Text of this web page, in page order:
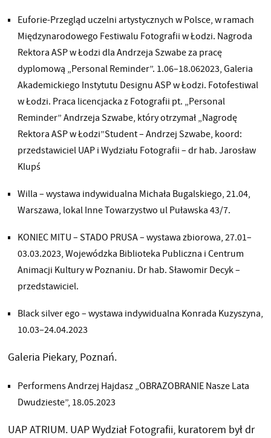
Euforie-Przegląd uczelni artystycznych w Polsce, w ramach
Międzynarodowego Festiwalu Fotografii w Łodzi. Nagroda
Rektora ASP w Łodzi dla Andrzeja Szwabe za pracę
dyplomową „Personal Reminder”. 1.06–18.062023, Galeria
Akademickiego Instytutu Designu ASP w Łodzi. Fotofestiwal
w Łodzi. Praca licencjacka z Fotografii pt. „Personal
Reminder” Andrzeja Szwabe, który otrzymał „Nagrodę
Rektora ASP w Łodzi”Student – Andrzej Szwabe, koord:
przedstawiciel UAP i Wydziału Fotografii – dr hab. Jarosław
Klupś
Willa – wystawa indywidualna Michała Bugalskiego, 21.04,
Warszawa, lokal Inne Towarzystwo ul Puławska 43/7.
KONIEC MITU – STADO PRUSA – wystawa zbiorowa, 27.01–
03.03.2023, Wojewódzka Biblioteka Publiczna i Centrum
Animacji Kultury w Poznaniu. Dr hab. Sławomir Decyk –
przedstawiciel.
Black silver ego – wystawa indywidualna Konrada Kuzyszyna,
10.03–24.04.2023
Galeria Piekary, Poznań.
Performens Andrzej Hajdasz „OBRAZOBRANIE Nasze Lata
Dwudzieste”, 18.05.2023
UAP ATRIUM. UAP Wydział Fotografii, kuratorem był dr